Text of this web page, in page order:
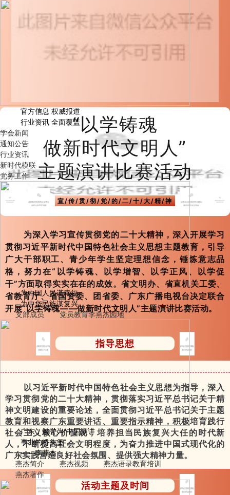
官方信息 权威报道
行业资讯 全面覆盖
学会新闻
通知公告
行业资讯
新时代模联
党务工作
为中国人民谋幸福
为中华民族谋复兴
支部成员
党员教育李燕杰园地
广东，被誉为“中国演讲
事业的桥头堡”。
——李燕杰
燕杰简介
燕杰视频
燕杰语录
燕杰著作
教育培训
“以学铸魂
做新时代文明人”
主题演讲比赛活动
宣/传/贯/彻/党/的/二/十/大/精/神
为深入学习宣传贯彻党的二十大精神，深入开展学习
贯彻习近平新时代中国特色社会主义思想主题教育，引导
广大干部职工、青少年学生坚定理想信念，锤炼意志品
格，努力在“以学铸魂、以学增智、以学正风、以学促
干”方面取得实实在在的成效。省文明办、省直机关工委、
省教育厅、省国资委、团省委、广东广播电视台决定联合
开展“以学铸魂——做新时代文明人”主题演讲比赛活动。
指导思想
以习近平新时代中国特色社会主义思想为指导，深入
学习贯彻党的二十大精神，贯彻落实习近平总书记关于精
神文明建设的重要论述，全面贯彻习近平总书记关于主题
教育和视察广东重要讲话、重要指示精神，积极培育践行
社会主义核心价值观，培养担当民族复兴大任的时代新
人，不断提高社会文明程度，为奋力推进中国式现代化的
广东实践营造良好社会氛围、提供强大精神力量。
活动主题及时间